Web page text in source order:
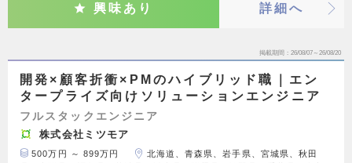
興味あり 詳細へ
掲載期間 26/08/07～26/08/20
開発×顧客折衝×PMのハイブリッド職｜エン
タープライズ向けソリューションエンジニア
フルスタックエンジニア
株式会社ミツモア
500万円 ～ 899万円
北海道、青森県、岩手県、宮城県、秋田